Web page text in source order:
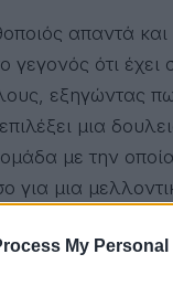
My
απαντά και
γεγονός ότι έχει
εξηγώντας
μια
με την
για μια